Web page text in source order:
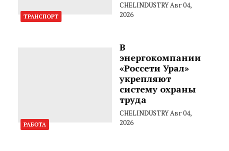
ТРАНСПОРТ
CHELINDUSTRYАвг 04,
2026
РАБОТА
В
энергокомпании
«Россети Урал»
укрепляют
систему охраны
труда
CHELINDUSTRYАвг 04,
2026